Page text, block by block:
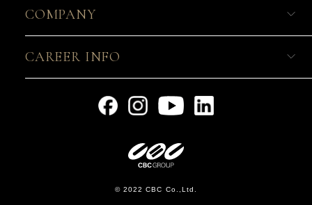
COMPANY
CAREER INFO
© 2022 CBC Co.,Ltd.